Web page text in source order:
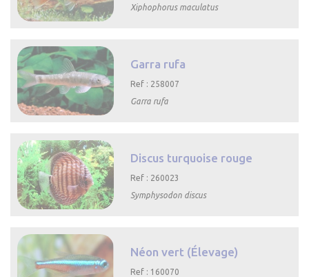
Xiphophorus maculatus
Garra rufa
Ref : 258007
Garra rufa
Discus turquoise rouge
Ref : 260023
Symphysodon discus
Néon vert (Élevage)
Ref : 160070